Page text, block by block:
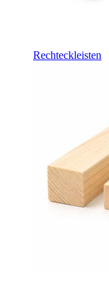
Rechteckleisten